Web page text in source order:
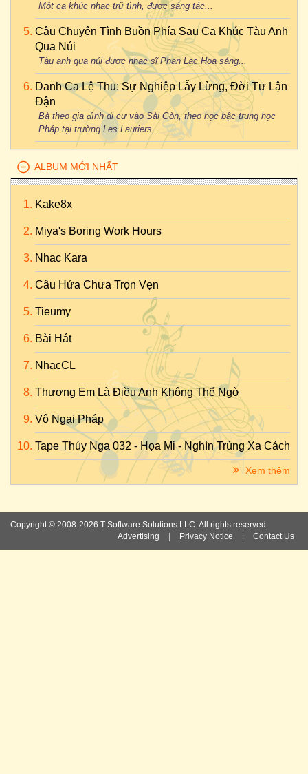
Một ca khúc nhạc trữ tình, được sáng tác...
Câu Chuyện Tình Buồn Phía Sau Ca Khúc Tàu Anh
Qua Núi
Tàu anh qua núi được nhạc sĩ Phan Lạc Hoa sáng...
Danh Ca Lệ Thu: Sự Nghiệp Lẫy Lừng, Đời Tư Lận
Đận
Bà theo gia đình di cư vào Sài Gòn, theo học bậc trung học
Pháp tại trường Les Lauriers...
ALBUM MỚI NHẤT
Kake8x
Miya's Boring Work Hours
Nhac Kara
Câu Hứa Chưa Trọn Vẹn
Tieumy
Bài Hát
NhạcCL
Thương Em Là Điều Anh Không Thể Ngờ
Vô Ngại Pháp
Tape Thúy Nga 032 - Họa Mi - Nghìn Trùng Xa Cách
Xem thêm
Copyright © 2008-2026 T Software Solutions LLC. All rights reserved.
Advertising
Privacy Notice Contact Us